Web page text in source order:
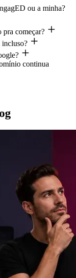
ou a minha?
pra começar?
incluso?
continua